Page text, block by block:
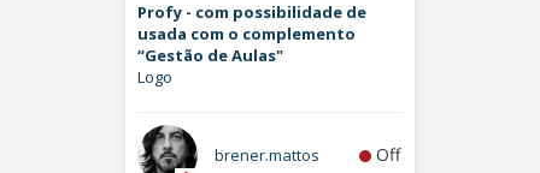
Profy - com possibilidade de
usada com o complemento
“Gestão de Aulas"
Logo
brener.mattos Off